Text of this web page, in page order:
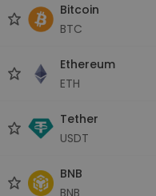
Bitcoin
BTC
Ethereum
ETH
Tether
USDT
BNB
BNB